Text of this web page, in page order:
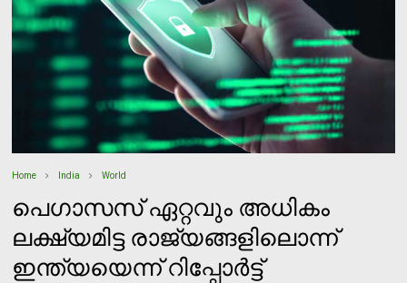
Home India World
പെഗാസസ് ഏറ്റവും അധികം
ലക്ഷ്യമിട്ട രാജ്യങ്ങളിലൊന്ന്
ഇന്ത്യയെന്ന് റിപ്പോര്‍ട്ട്